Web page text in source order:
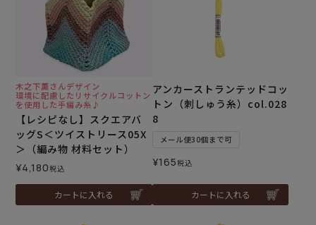
木之下薫さんデザイン
環境に配慮したリサイクルコットン
を使用した手編み糸♪
【レシピなし】スクエアバ
ッグS＜ツイストリース05X
＞（編み物 材料セット）
¥4,180税込
カートに入れる
アンカーストランテッドコッ
トン（刺しゅう糸）col.028
8
メール便30個まで可
¥165税込
カートに入れる